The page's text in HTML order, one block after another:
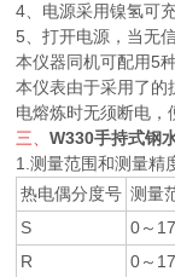
4、电源采用镍氢可
5、打开电源，当无
本仪器同机可配用5
本仪表由于采用了的
电熔炼时无须断电，
三、W330手持式钢
1.测量范围和测量精
热电偶分度号 测量
S
0～
R
0～